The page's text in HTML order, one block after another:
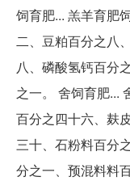
饲育肥... 羔羊育肥
二、豆粕百分之八
八、磷酸氢钙百分
之一。 舍饲育肥...
百分之四十六、麸
三十、石粉料百分
分之一、预混料料百